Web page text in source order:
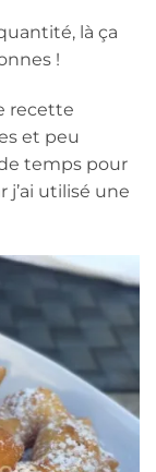
là ça
!
recette
et peu
temps pour
j’ai utilisé une